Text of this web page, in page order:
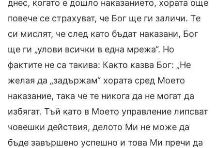
днес, когато е дошло наказанието, хората още
повече се страхуват, че Бог ще ги заличи. Те
си мислят, че след като бъдат наказани, Бог
ще ги „улови всички в една мрежа“. Но
фактите не са такива: Както казва Бог: „Не
желая да „задържам“ хората сред Моето
наказание, така че те никога да не могат да
избягат. Тъй като в Моето управление липсват
човешки действия, делото Ми не може да
бъде завършено успешно и това Ми пречи да